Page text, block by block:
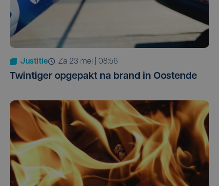
Justitie za 23 mei | 08:56
Twintiger opgepakt na brand in Oostende